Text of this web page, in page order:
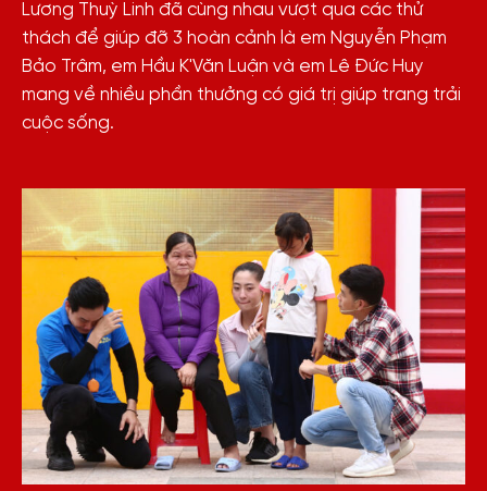
Lương Thuỳ Linh đã cùng nhau vượt qua các thử
thách để giúp đỡ 3 hoàn cảnh là em Nguyễn Phạm
Bảo Trâm, em Hầu K'Văn Luận và em Lê Đức Huy
mang về nhiều phần thưởng có giá trị giúp trang trải
cuộc sống.